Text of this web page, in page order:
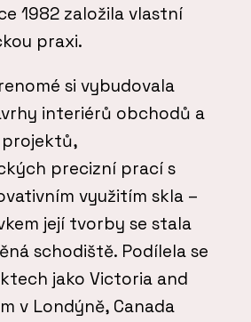
1982 založila vlastní
praxi.
si vybudovala
interiérů obchodů a
precizní prací s
využitím skla –
její tvorby se stala
schodiště. Podílela se
jako Victoria and
v Londýně, Canada